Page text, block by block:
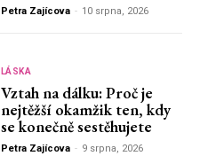
Petra Zajícova - 10 srpna, 2026
LÁSKA
Vztah na dálku: Proč je
nejtěžší okamžik ten, kdy
se konečně sestěhujete
Petra Zajícova - 9 srpna, 2026